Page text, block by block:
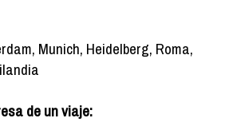
Munich, Heidelberg, Roma,
de un viaje: